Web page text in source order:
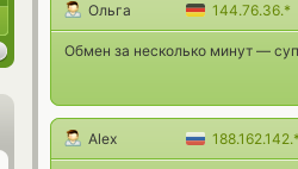
Ольга 144.76.36.*
Обмен за несколько минут —
Alex 188.162.142.*